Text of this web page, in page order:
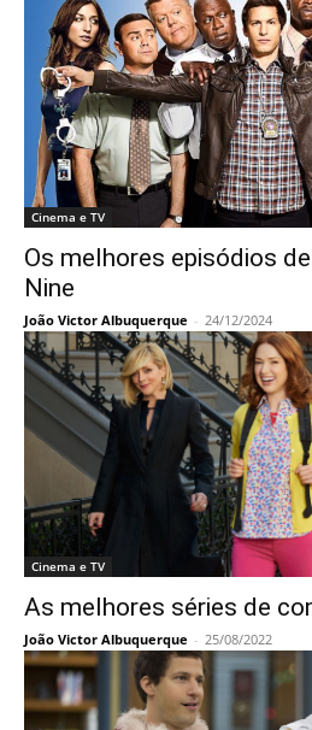
Cinema e TV
Os melhores episódios
Nine
João Victor Albuquerque - 24/12/2024
Cinema e TV
As melhores séries de
João Victor Albuquerque - 25/08/2022